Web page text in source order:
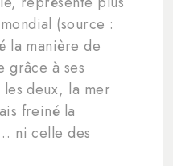
(source :
la manière de
grâce à ses
deux, la mer
freiné la
ni celle des